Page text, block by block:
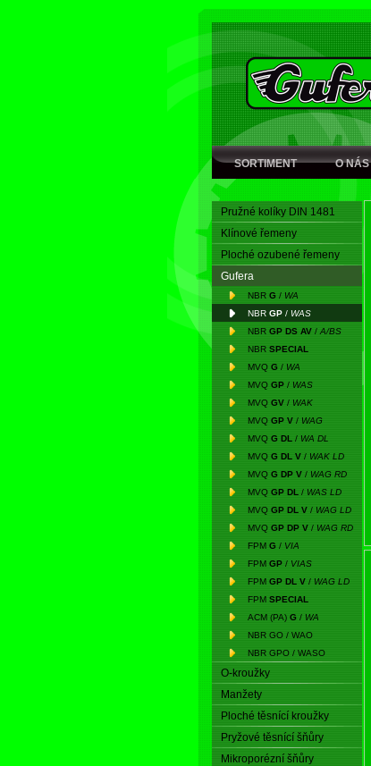
SORTIMENT O NÁS
Pružné kolíky DIN 1481
Klínové řemeny
Ploché ozubené řemeny
Gufera
NBR G / WA
NBR GP / WAS
NBR GP DS AV / A/BS
NBR SPECIAL
MVQ G / WA
MVQ GP / WAS
MVQ GV / WAK
MVQ GP V / WAG
MVQ G DL / WA DL
MVQ G DL V / WAK LD
MVQ G DP V / WAG RD
MVQ GP DL / WAS LD
MVQ GP DL V / WAG LD
MVQ GP DP V / WAG RD
FPM G / VIA
FPM GP / VIAS
FPM GP DL V / WAG LD
FPM SPECIAL
ACM (PA) G / WA
NBR GO / WAO
NBR GPO / WASO
O-kroužky
Manžety
Ploché těsnící kroužky
Pryžové těsnící šňůry
Mikroporézní šňůry